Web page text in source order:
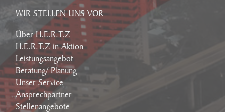
WIR STELLEN UNS VOR
Über H.E.R.T.Z
H.E.R.T.Z in Aktion
Leistungsangebot
Beratung/ Planung
Unser Service
Ansprechpartner
Stellenangebote